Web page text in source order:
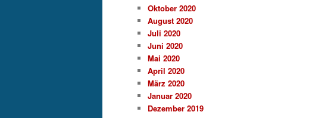
Oktober 2020
August 2020
Juli 2020
Juni 2020
Mai 2020
April 2020
März 2020
Januar 2020
Dezember 2019